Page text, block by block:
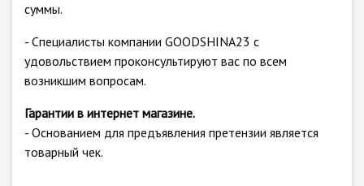
суммы.
- Специалисты компании GOODSHINA23 с
удовольствием проконсультируют вас по всем
возникшим вопросам.
Гарантии в интернет магазине.
- Основанием для предъявления претензии является
товарный чек.